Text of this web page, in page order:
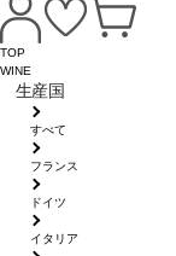
TOP
WINE
生産国
すべて
フランス
ドイツ
イタリア